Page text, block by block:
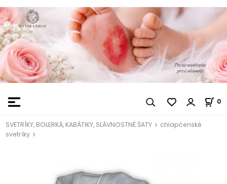
0
SVETRÍKY, BOLERKÁ, KABÁTIKY, SLÁVNOSTNÉ ŠATY
chlapčenské
svetríky